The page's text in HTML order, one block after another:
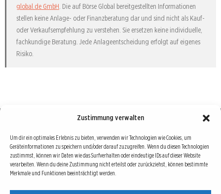
Zustimmung verwalten
Um dir ein optimales Erlebnis zu bieten, verwenden wir Technologien wie Cookies, um
Geräteinformationen zu speichern und/oder darauf zuzugreifen. Wenn du diesen Technologien
zustimmst, können wir Daten wie das Surfverhalten oder eindeutige IDs auf dieser Website
verarbeiten. Wenn du deine Zustimmung nicht erteilst oder zurückziehst, können bestimmte
Merkmale und Funktionen beeinträchtigt werden.
global.de GmbH. Die auf Börse Global bereitgestellten Informationen
stellen keine Anlage- oder Finanzberatung dar und sind nicht als Kauf-
oder Verkaufsempfehlung zu verstehen. Sie ersetzen keine individuelle,
fachkundige Beratung. Jede Anlageentscheidung erfolgt auf eigenes
Risiko.
Börse : lokal, international, global
Erfolgreiche Börsengeschäfte bedingen vor allem drei Dinge: Verlässliche Informationen,
richtige Interpretationen und unabhängige Informationsquellen. Diese drei Bausteine sind
auch die redaktionelle Leitlinie von Börse Global.
Hinter Börse Global steht ein Team von erfahrenen Finanzjournalisten, die zum Teil schon